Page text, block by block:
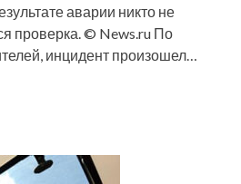
аварии никто не
проверка. © News.ru По
инцидент произошел…